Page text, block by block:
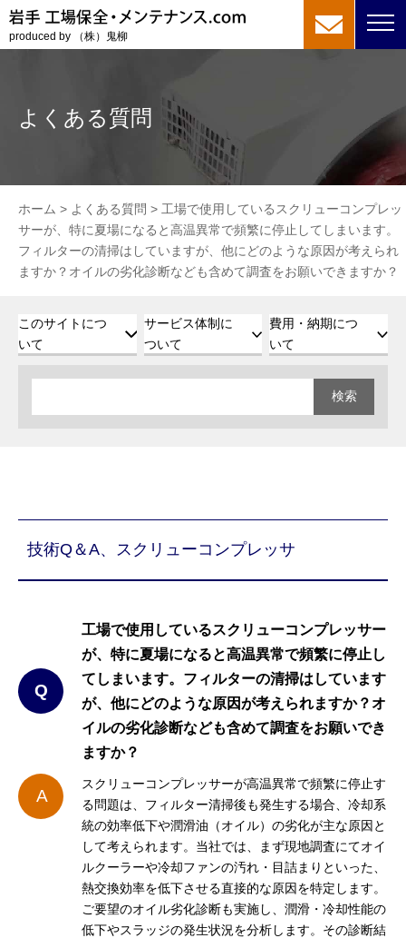
produced by （株）鬼柳
よくある質問
ホーム > よくある質問 > 工場で使用しているスクリューコンプレッ
サーが、特に夏場になると高温異常で頻繁に停止してしまいます。
フィルターの清掃はしていますが、他にどのような原因が考えられ
ますか？オイルの劣化診断なども含めて調査をお願いできますか？
このサイトにつ
いて
サービス体制に
ついて
費用・納期につ
いて
技術Q＆A、スクリューコンプレッサ
Q
工場で使用しているスクリューコンプレッサー
が、特に夏場になると高温異常で頻繁に停止し
てしまいます。フィルターの清掃はしています
が、他にどのような原因が考えられますか？オ
イルの劣化診断なども含めて調査をお願いでき
ますか？
A
スクリューコンプレッサーが高温異常で頻繁に停止す
る問題は、フィルター清掃後も発生する場合、冷却系
統の効率低下や潤滑油（オイル）の劣化が主な原因と
して考えられます。当社では、まず現地調査にてオイ
ルクーラーや冷却ファンの汚れ・目詰まりといった、
熱交換効率を低下させる直接的な原因を特定します。
ご要望のオイル劣化診断も実施し、潤滑・冷却性能の
低下やスラッジの発生状況を分析します。その診断結